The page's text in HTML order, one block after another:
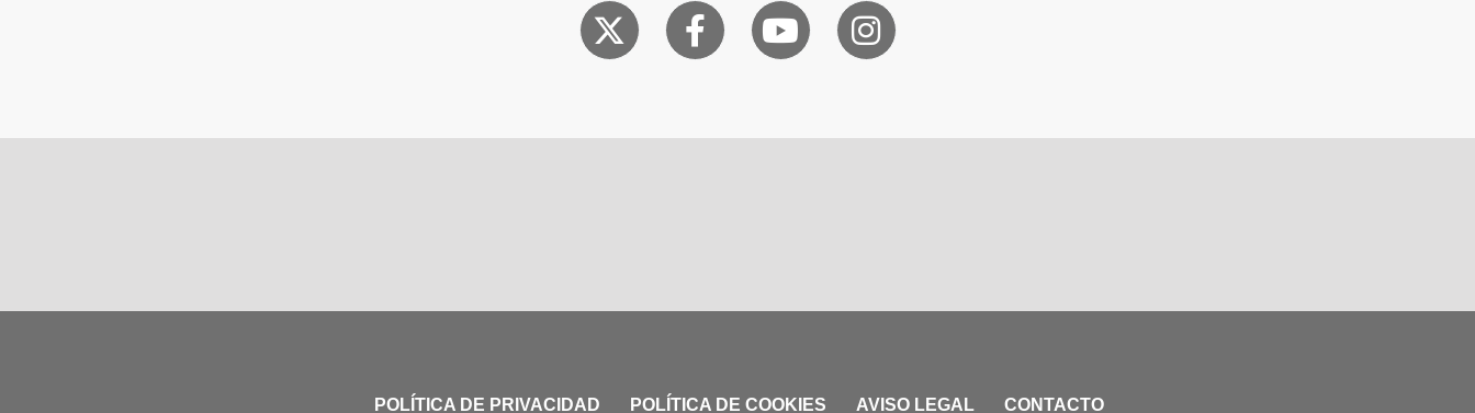
POLÍTICA DE PRIVACIDAD POLÍTICA DE COOKIES AVISO LEGAL CONTACTO